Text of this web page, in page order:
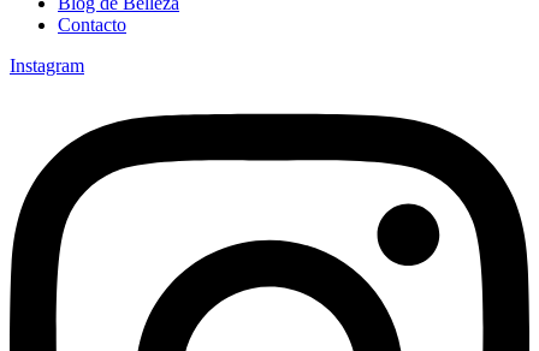
Contacto
Instagram